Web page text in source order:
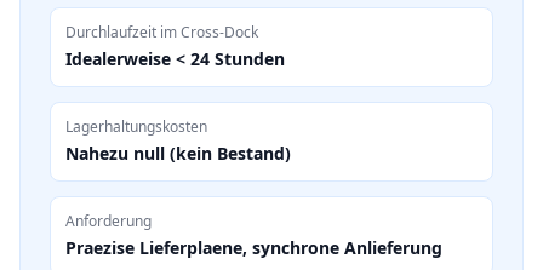
Durchlaufzeit im Cross-Dock
Idealerweise < 24 Stunden
Lagerhaltungskosten
Nahezu null (kein Bestand)
Anforderung
Praezise Lieferplaene, synchrone Anlieferung